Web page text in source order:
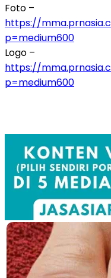
Foto –
https://
p=medium600
Logo –
https://
p=medium600